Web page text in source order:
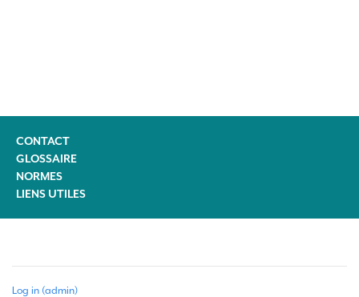
CONTACT
GLOSSAIRE
NORMES
LIENS UTILES
Log in (admin)